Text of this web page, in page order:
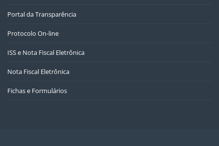
Portal da Transparência
Protocolo On-line
ISS e Nota Fiscal Eletrônica
Nota Fiscal Eletrônica
Fichas e Formulários